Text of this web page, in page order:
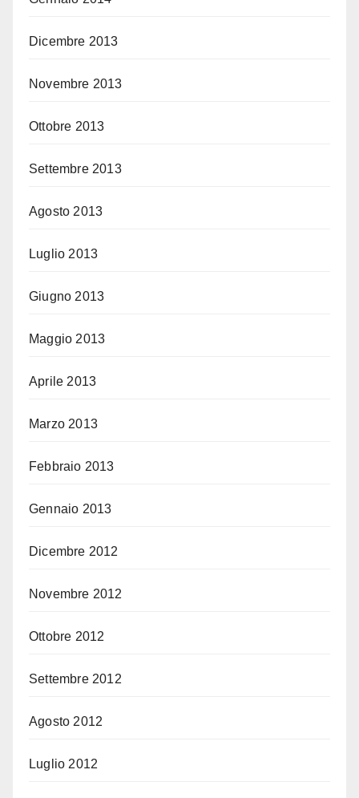
Dicembre 2013
Novembre 2013
Ottobre 2013
Settembre 2013
Agosto 2013
Luglio 2013
Giugno 2013
Maggio 2013
Aprile 2013
Marzo 2013
Febbraio 2013
Gennaio 2013
Dicembre 2012
Novembre 2012
Ottobre 2012
Settembre 2012
Agosto 2012
Luglio 2012